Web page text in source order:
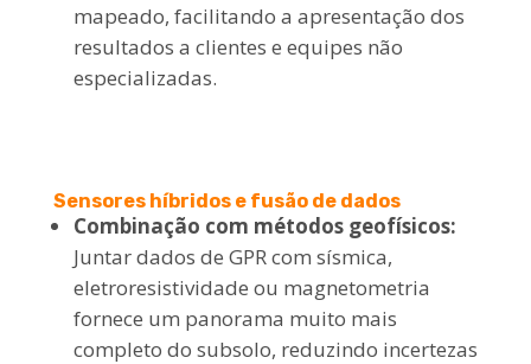
mapeado, facilitando a apresentação dos
resultados a clientes e equipes não
especializadas.
Sensores híbridos e fusão de dados
Combinação com métodos geofísicos:
Juntar dados de GPR com sísmica,
eletroresistividade ou magnetometria
fornece um panorama muito mais
completo do subsolo, reduzindo incertezas